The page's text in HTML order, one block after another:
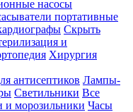
насосы
портативные
Скрыть
и
Хирургия
антисептиков Лампы-
Светильники Все
и морозильники Часы